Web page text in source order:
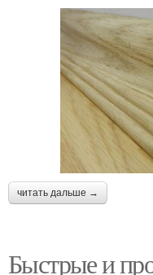
читать дальше →
Быстрые и